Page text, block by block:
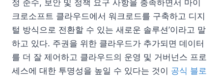
정 준수, 보안 및 정책 요구 사항을 충족하면서 마이
크로소프트 클라우드에서 워크로드를 구축하고 디지
털 방식으로 전환할 수 있는 새로운 솔루션’이라고 말
하고 있다. 주권을 위한 클라우드가 추가되면 데이터
를 더 잘 제어하고 클라우드의 운영 및 거버넌스 프로
세스에 대한 투명성을 높일 수 있다는 것이 공식 블로